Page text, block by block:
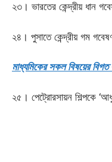
২৩। ভারতের কেন্দ্রীয় ধান
২৪। পুসাতে কেন্দ্রীয় গম
মাধ্যমিকের সকল বিষয়ের
২৫। পেট্রোরসায়ন শিল্পকে